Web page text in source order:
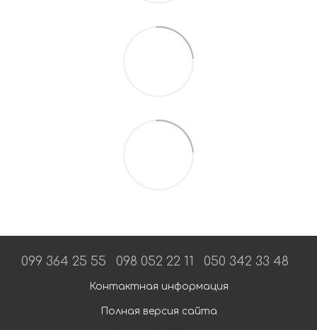
099 364 25 55 098 052 22 11 050 342 33 48
Контактная информация
Полная версия сайта